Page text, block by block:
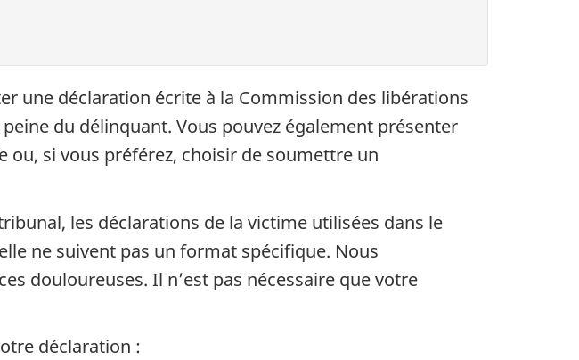
une déclaration écrite à la Commission des libérations
du délinquant. Vous pouvez également présenter
si vous préférez, choisir de soumettre un
les déclarations de la victime utilisées dans le
ne suivent pas un format spécifique. Nous
douloureuses. Il n’est pas nécessaire que votre
déclaration :